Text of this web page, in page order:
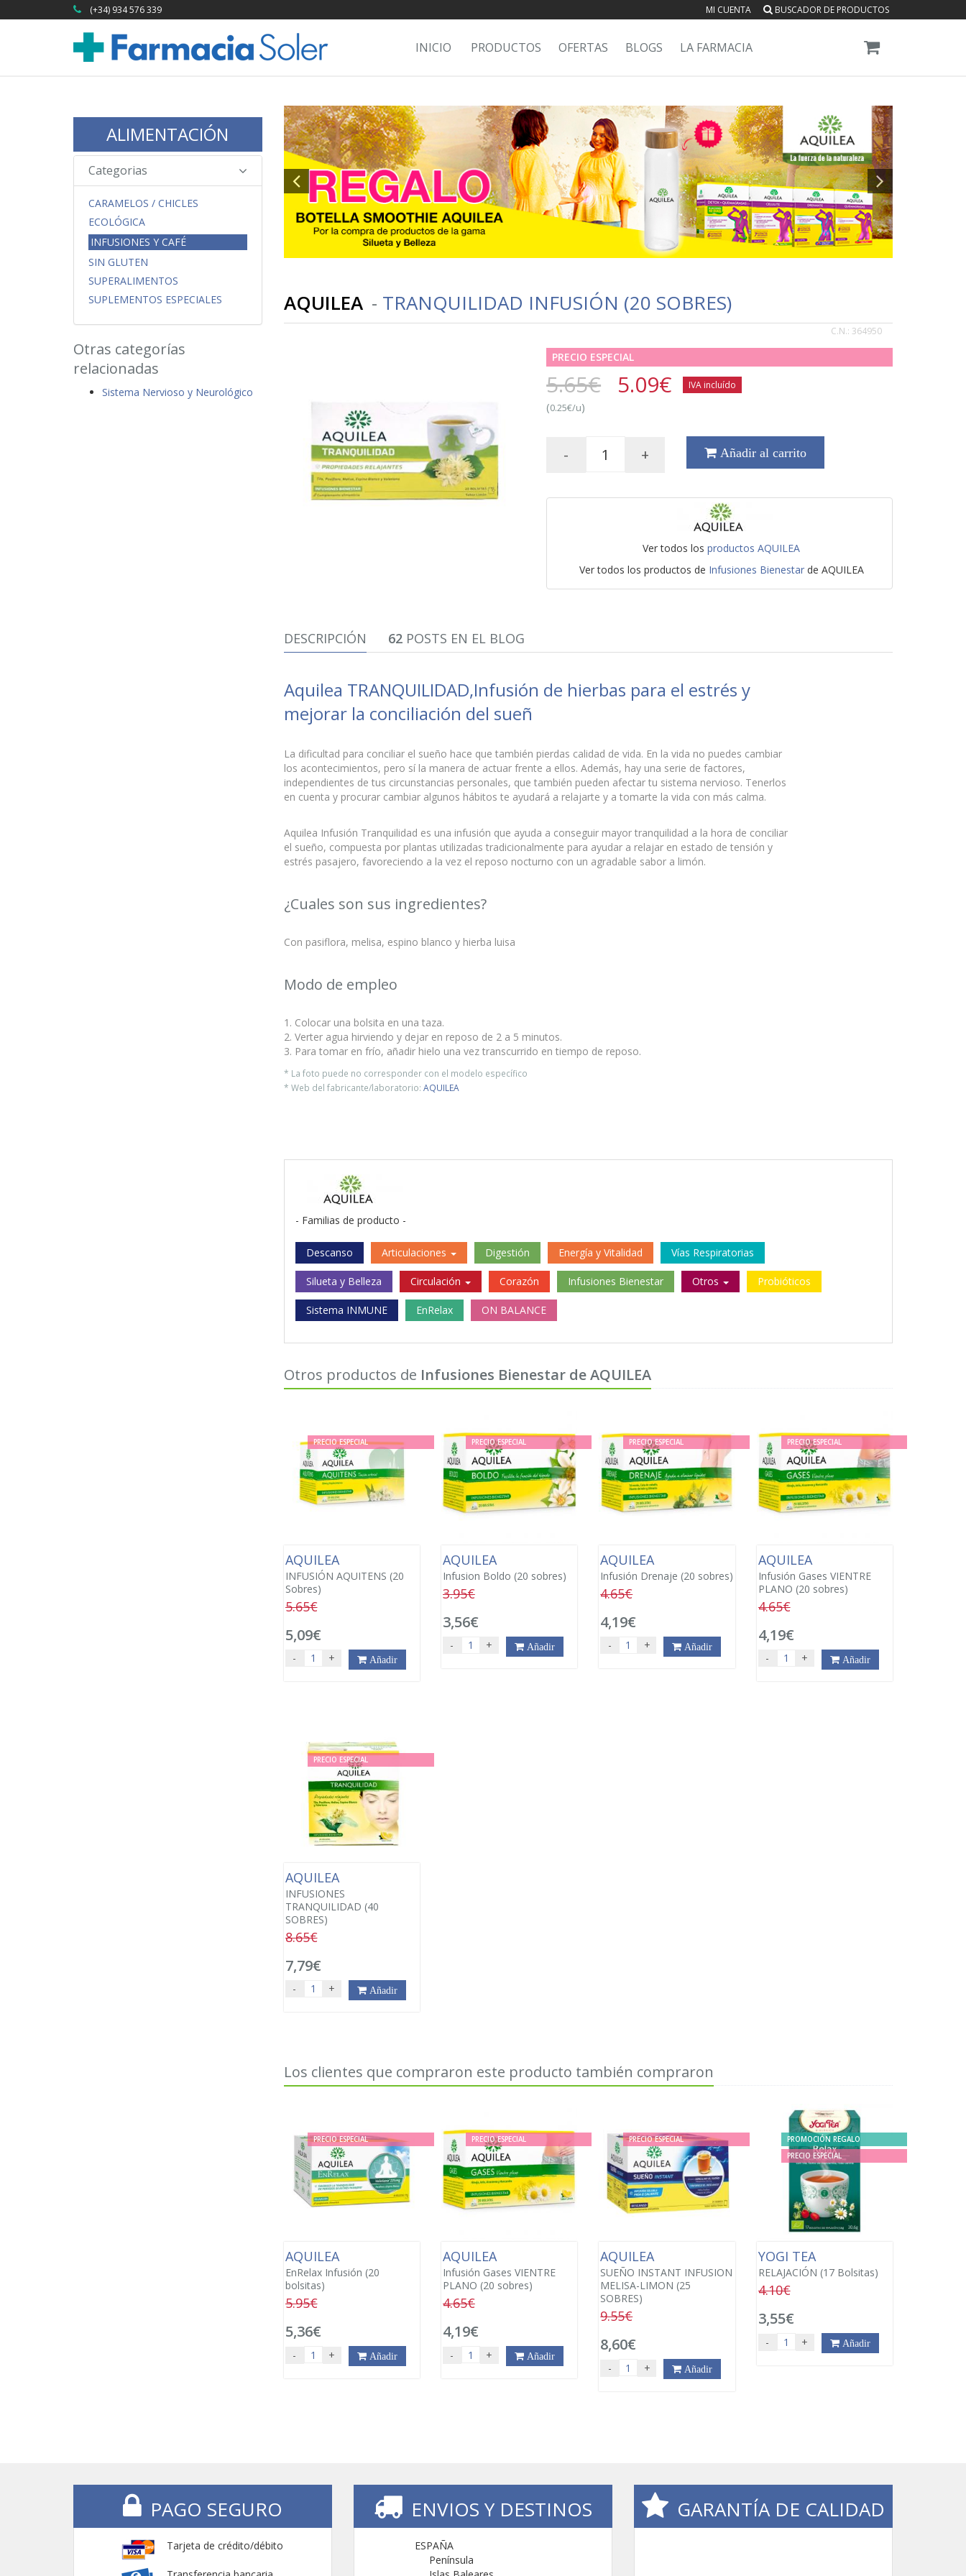
(+34) 934 576 339 MI CUENTA BUSCADOR DE PRODUCTOS
INICIO PRODUCTOS OFERTAS BLOGS LA FARMACIA
ALIMENTACIÓN
Categorias
CARAMELOS / CHICLES
ECOLÓGICA
INFUSIONES Y CAFÉ
SIN GLUTEN
SUPERALIMENTOS
SUPLEMENTOS ESPECIALES
Otras categorías
relacionadas
Sistema Nervioso y Neurológico
AQUILEA - TRANQUILIDAD INFUSIÓN (20 SOBRES)
C.N.: 364950
PRECIO ESPECIAL
5.65€ 5.09€ IVA incluído
(0.25€/u)
- + Añadir al carrito
Ver todos losproductos AQUILEA
Ver todos los productos de Infusiones Bienestarde AQUILEA
DESCRIPCIÓN 62POSTS EN EL BLOG
Aquilea TRANQUILIDAD,Infusión de hierbas para el estrés y
mejorar la conciliación del sueñ
La dificultad para conciliar el sueño hace que también pierdas calidad de vida. En la vida no puedes cambiar
los acontecimientos, pero sí la manera de actuar frente a ellos. Además, hay una serie de factores,
independientes de tus circunstancias personales, que también pueden afectar tu sistema nervioso. Tenerlos
en cuenta y procurar cambiar algunos hábitos te ayudará a relajarte y a tomarte la vida con más calma.
Aquilea Infusión Tranquilidad es una infusión que ayuda a conseguir mayor tranquilidad a la hora de conciliar
el sueño, compuesta por plantas utilizadas tradicionalmente para ayudar a relajar en estado de tensión y
estrés pasajero, favoreciendo a la vez el reposo nocturno con un agradable sabor a limón.
¿Cuales son sus ingredientes?
Con pasiflora, melisa, espino blanco y hierba luisa
Modo de empleo
1. Colocar una bolsita en una taza.
2. Verter agua hirviendo y dejar en reposo de 2 a 5 minutos.
3. Para tomar en frío, añadir hielo una vez transcurrido en tiempo de reposo.
* La foto puede no corresponder con el modelo específico
* Web del fabricante/laboratorio: AQUILEA
- Familias de producto -
Descanso Articulaciones Digestión Energía y Vitalidad Vías Respiratorias
Silueta y Belleza Circulación Corazón Infusiones Bienestar Otros Probióticos
Sistema INMUNE EnRelax ON BALANCE
Otros productos de Infusiones Bienestar de AQUILEA
PRECIO ESPECIAL
AQUILEA
INFUSIÓN AQUITENS (20
Sobres)
5.65€
5,09€
- + Añadir
PRECIO ESPECIAL
AQUILEA
Infusion Boldo (20 sobres)
3.95€
3,56€
- + Añadir
PRECIO ESPECIAL
AQUILEA
Infusión Drenaje (20 sobres)
4.65€
4,19€
- + Añadir
PRECIO ESPECIAL
AQUILEA
Infusión Gases VIENTRE
PLANO (20 sobres)
4.65€
4,19€
- + Añadir
PRECIO ESPECIAL
AQUILEA
INFUSIONES
TRANQUILIDAD (40
SOBRES)
8.65€
7,79€
- + Añadir
Los clientes que compraron este producto también compraron
PRECIO ESPECIAL
AQUILEA
EnRelax Infusión (20
bolsitas)
5.95€
5,36€
- + Añadir
PRECIO ESPECIAL
AQUILEA
Infusión Gases VIENTRE
PLANO (20 sobres)
4.65€
4,19€
- + Añadir
PRECIO ESPECIAL
AQUILEA
SUEÑO INSTANT INFUSION
MELISA-LIMON (25
SOBRES)
9.55€
8,60€
- + Añadir
PROMOCIÓN REGALO
PRECIO ESPECIAL
YOGI TEA
RELAJACIÓN (17 Bolsitas)
4.10€
3,55€
- + Añadir
PAGO SEGURO
Tarjeta de crédito/débito
ENVIOS Y DESTINOS
ESPAÑA
Península
GARANTÍA DE CALIDAD